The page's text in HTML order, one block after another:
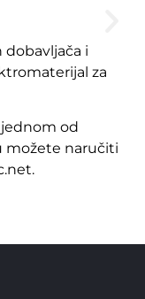
i
za
od
možete naručiti